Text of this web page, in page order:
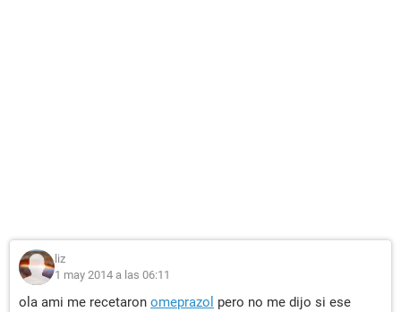
liz
1 may 2014 a las 06:11
ola ami me recetaron omeprazol pero no me dijo si ese